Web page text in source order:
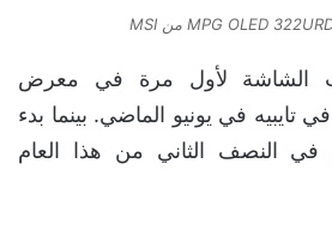
الشاشة لأول مرة في معرض
COMPUTEX 2026 في تايبيه في يونيو الماضي. بينما بدء
في النصف الثاني من هذا العام